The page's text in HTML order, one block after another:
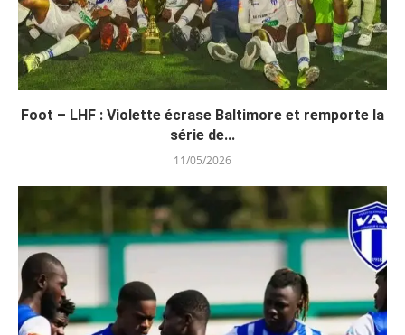
Foot – LHF : Violette écrase Baltimore et remporte la
série de...
11/05/2026